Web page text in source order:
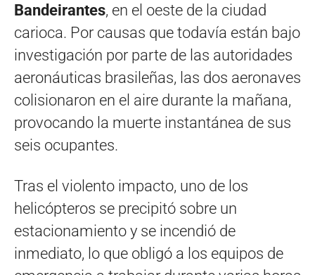
Bandeirantes, en el oeste de la ciudad
carioca. Por causas que todavía están bajo
investigación por parte de las autoridades
aeronáuticas brasileñas, las dos aeronaves
colisionaron en el aire durante la mañana,
provocando la muerte instantánea de sus
seis ocupantes.
Tras el violento impacto, uno de los
helicópteros se precipitó sobre un
estacionamiento y se incendió de
inmediato, lo que obligó a los equipos de